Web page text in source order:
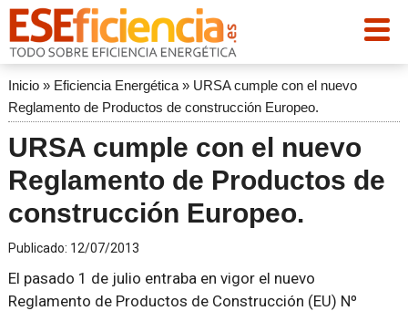
Inicio» Eficiencia Energética» URSA cumple con el nuevo
Reglamento de Productos de construcción Europeo.
URSA cumple con el nuevo
Reglamento de Productos de
construcción Europeo.
Publicado: 12/07/2013
El pasado 1 de julio entraba en vigor el nuevo
Reglamento de Productos de Construcción (EU) Nº